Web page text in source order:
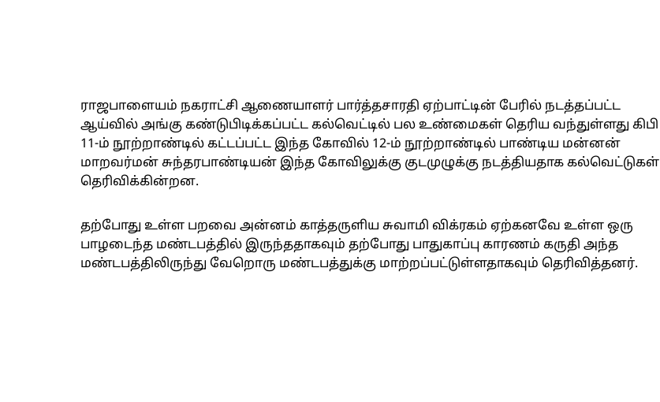
ராஜபாளையம் நகராட்சி ஆணையாளர் பார்த்தசாரதி ஏற்பாட்டின் பேரில் நடத்தப்பட்ட
ஆய்வில் அங்கு கண்டுபிடிக்கப்பட்ட கல்வெட்டில் பல உண்மைகள் தெரிய வந்துள்ளது கிபி
11-ம் நூற்றாண்டில் கட்டப்பட்ட இந்த கோவில் 12-ம் நூற்றாண்டில் பாண்டிய மன்னன்
மாறவர்மன் சுந்தரபாண்டியன் இந்த கோவிலுக்கு குடமுழுக்கு நடத்தியதாக கல்வெட்டுகள்
தெரிவிக்கின்றன.
தற்போது உள்ள பறவை அன்னம் காத்தருளிய சுவாமி விக்ரகம் ஏற்கனவே உள்ள ஒரு
பாழடைந்த மண்டபத்தில் இருந்ததாகவும் தற்போது பாதுகாப்பு காரணம் கருதி அந்த
மண்டபத்திலிருந்து வேறொரு மண்டபத்துக்கு மாற்றப்பட்டுள்ளதாகவும் தெரிவித்தனர்.